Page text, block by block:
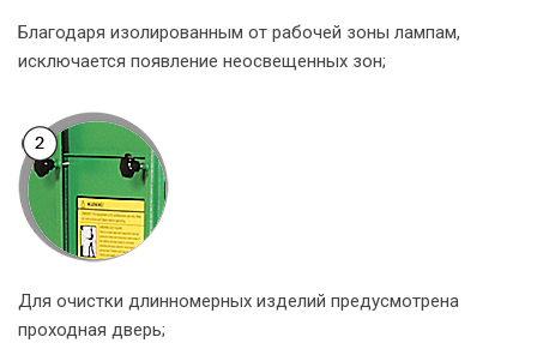
Благодаря изолированным от рабочей зоны лампам,
исключается появление неосвещенных зон;
Для очистки длинномерных изделий предусмотрена
проходная дверь;